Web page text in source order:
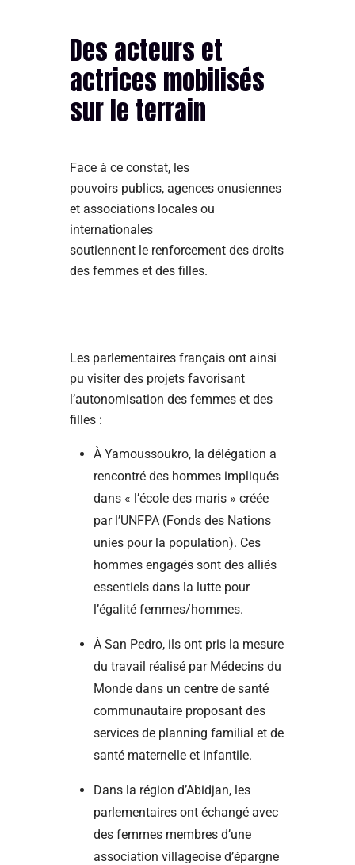
Des acteurs et
actrices mobilisés
sur le terrain
Face à ce constat, les
pouvoirs publics, agences onusiennes
et associations locales ou
internationales
soutiennent le renforcement des droits
des femmes et des filles.
Les parlementaires français ont ainsi
pu visiter des projets favorisant
l’autonomisation des femmes et des
filles :
À Yamoussoukro, la délégation a
rencontré des hommes impliqués
dans « l’école des maris » créée
par l’UNFPA (Fonds des Nations
unies pour la population). Ces
hommes engagés sont des alliés
essentiels dans la lutte pour
l’égalité femmes/hommes.
À San Pedro, ils ont pris la mesure
du travail réalisé par Médecins du
Monde dans un centre de santé
communautaire proposant des
services de planning familial et de
santé maternelle et infantile.
Dans la région d’Abidjan, les
parlementaires ont échangé avec
des femmes membres d’une
association villageoise d’épargne